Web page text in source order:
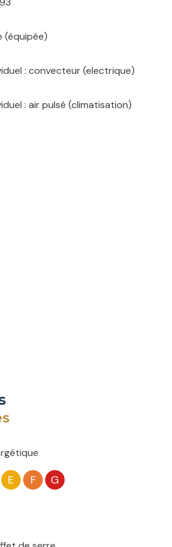
(équipée)
: convecteur (electrique)
: air pulsé (climatisation)
E F G